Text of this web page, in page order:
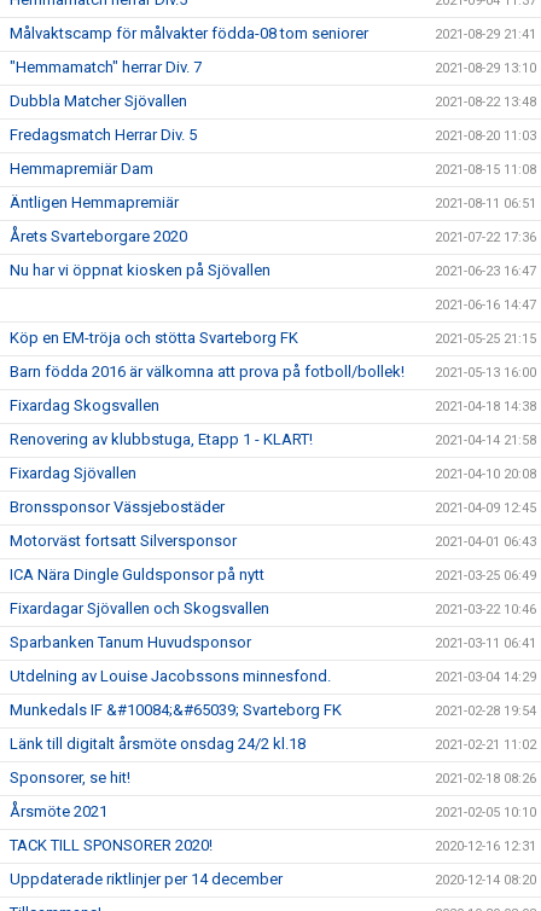
Målvaktscamp för målvakter födda-08 tom seniorer 2021-08-29 21:41
"Hemmamatch" herrar Div. 7 2021-08-29 13:10
Dubbla Matcher Sjövallen 2021-08-22 13:48
Fredagsmatch Herrar Div. 5 2021-08-20 11:03
Hemmapremiär Dam 2021-08-15 11:08
Äntligen Hemmapremiär 2021-08-11 06:51
Årets Svarteborgare 2020 2021-07-22 17:36
Nu har vi öppnat kiosken på Sjövallen 2021-06-23 16:47
2021-06-16 14:47
Köp en EM-tröja och stötta Svarteborg FK 2021-05-25 21:15
Barn födda 2016 är välkomna att prova på fotboll/bollek! 2021-05-13 16:00
Fixardag Skogsvallen 2021-04-18 14:38
Renovering av klubbstuga, Etapp 1 - KLART! 2021-04-14 21:58
Fixardag Sjövallen 2021-04-10 20:08
Bronssponsor Vässjebostäder 2021-04-09 12:45
Motorväst fortsatt Silversponsor 2021-04-01 06:43
ICA Nära Dingle Guldsponsor på nytt 2021-03-25 06:49
Fixardagar Sjövallen och Skogsvallen 2021-03-22 10:46
Sparbanken Tanum Huvudsponsor 2021-03-11 06:41
Utdelning av Louise Jacobssons minnesfond. 2021-03-04 14:29
Munkedals IF &#10084;&#65039; Svarteborg FK 2021-02-28 19:54
Länk till digitalt årsmöte onsdag 24/2 kl.18 2021-02-21 11:02
Sponsorer, se hit! 2021-02-18 08:26
Årsmöte 2021 2021-02-05 10:10
TACK TILL SPONSORER 2020! 2020-12-16 12:31
Uppdaterade riktlinjer per 14 december 2020-12-14 08:20